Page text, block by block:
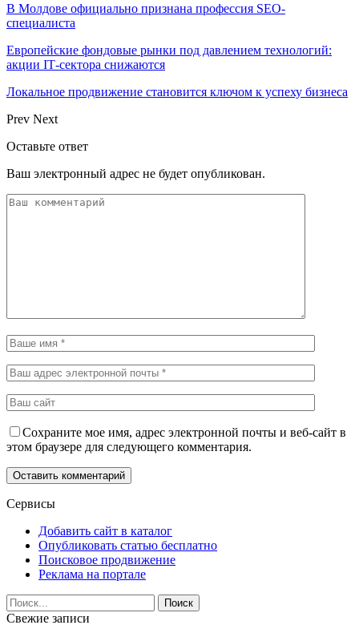
В Молдове официально признана профессия SEO-
специалиста
Европейские фондовые рынки под давлением технологий:
акции IT‑сектора снижаются
Локальное продвижение становится ключом к успеху бизнеса
Prev Next
Оставьте ответ
Ваш электронный адрес не будет опубликован.
Сохраните мое имя, адрес электронной почты и веб-сайт в
этом браузере для следующего комментария.
Сервисы
Добавить сайт в каталог
Опубликовать статью бесплатно
Поисковое продвижение
Реклама на портале
Свежие записи